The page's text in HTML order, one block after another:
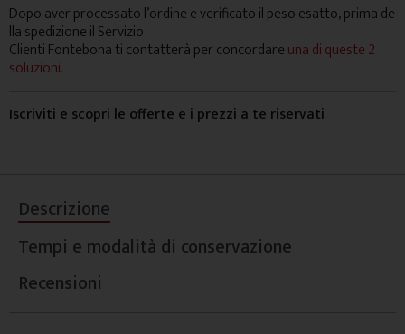
Dopo aver processato l’ordine e verificato il peso esatto, prima de
lla spedizione il Servizio
Clienti Fontebona ti contatterà per concordareuna di queste 2
soluzioni.
Iscriviti e scopri le offerte e i prezzi a te riservati
Descrizione
Tempi e modalità di conservazione
Recensioni